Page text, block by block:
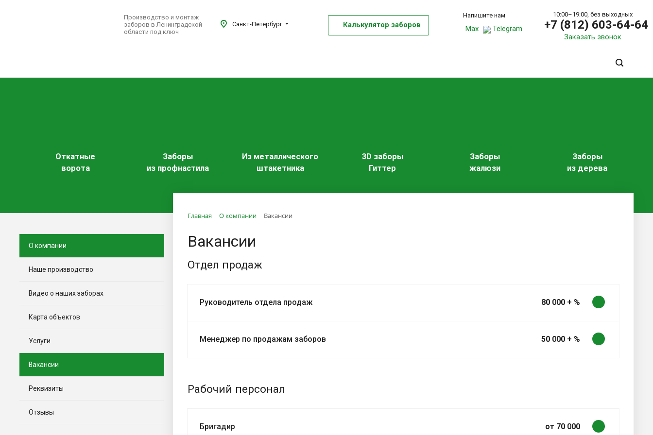
Производство и монтаж
заборов в Ленинградской
области под ключ
Санкт-Петербург Калькулятор заборов
Напишите нам
Max Telegram
10:00–19:00, без выходных
+7 (812) 603-64-64
Заказать звонок
Откатные
ворота
Заборы
из профнастила
Из металлического
штакетника
3D заборы
Гиттер
Заборы
жалюзи
Заборы
из дерева
Главная О компании Вакансии
Вакансии
Отдел продаж
Руководитель отдела продаж 80 000 + %
Менеджер по продажам заборов 50 000 + %
Рабочий персонал
Бригадир от 70 000
О компании
Наше производство
Видео о наших заборах
Карта объектов
Услуги
Вакансии
Реквизиты
Отзывы